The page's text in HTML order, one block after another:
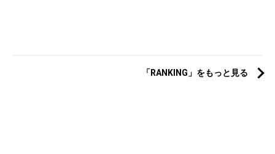
「RANKING」をもっと見る